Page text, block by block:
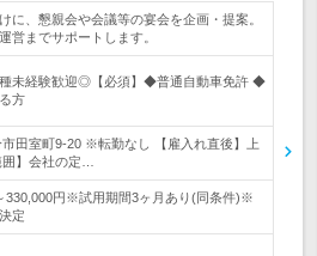
に、懇親会や会議等の宴会を企画・提案。
営までサポートします。
未経験歓迎◎【必須】◆普通自動車免許 ◆
方
市田室町9-20 ※転勤なし 【雇入れ直後】上
】会社の定…
330,000円※試用期間3ヶ月あり(同条件)※
定